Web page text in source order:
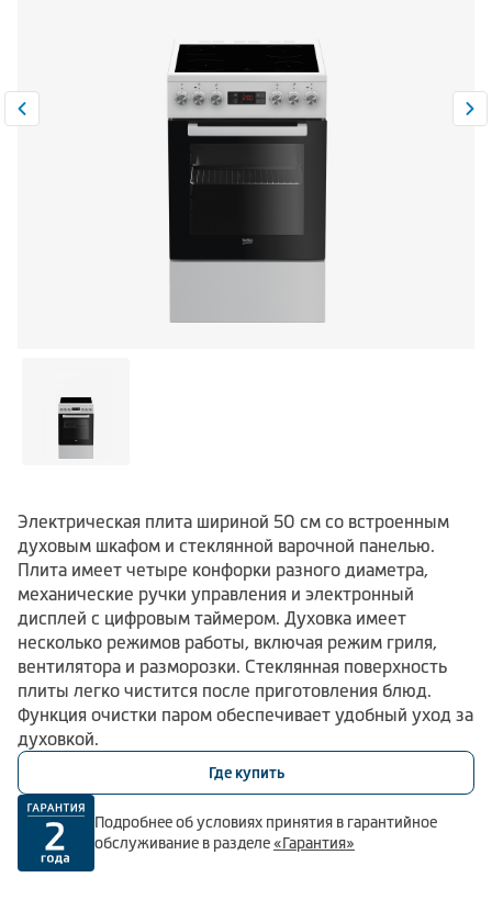
Сравнить 0
Электрическая плита шириной 50 см со встроенным
духовым шкафом и стеклянной варочной панелью.
Плита имеет четыре конфорки разного диаметра,
механические ручки управления и электронный
дисплей с цифровым таймером. Духовка имеет
несколько режимов работы, включая режим гриля,
вентилятора и разморозки. Стеклянная поверхность
плиты легко чистится после приготовления блюд.
Функция очистки паром обеспечивает удобный уход за
духовкой.
Где купить
Подробнее об условиях принятия в гарантийное
обслуживание в разделе«Гарантия»